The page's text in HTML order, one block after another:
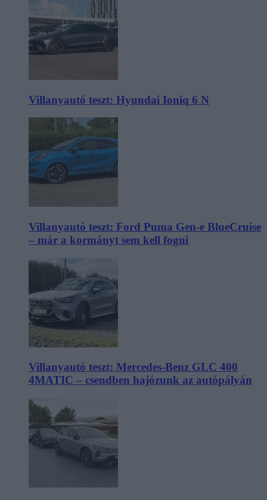
Villanyautó teszt: Hyundai Ioniq 6 N
Villanyautó teszt: Ford Puma Gen-e BlueCruise
– már a kormányt sem kell fogni
Villanyautó teszt: Mercedes-Benz GLC 400
4MATIC – csendben hajózunk az autópályán